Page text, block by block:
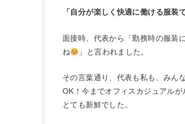
「自分が楽しく快適に働ける服装
面接時、代表から「勤務時の服装
ね
」と言われました。
その言葉通り、代表も私も、みん
OK！今までオフィスカジュアル
とても新鮮でした。